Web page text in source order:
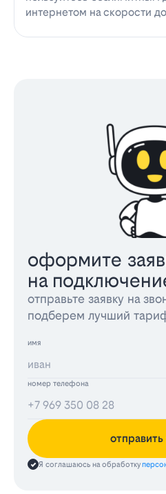
интернетом на скорости
оформите
на
отправьте заявку на
подберем лучший
имя
номер телефона
отправить
Я соглашаюсь на обработку